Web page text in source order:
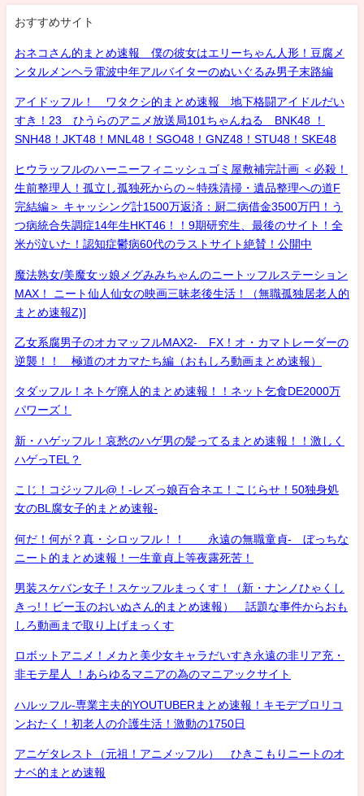
おすすめサイト
おネコさん的まとめ速報 僕の彼女はエリーちゃん人形！豆腐メ
ンタルメンヘラ電波中年アルバイターのぬいぐるみ男子末路編
アイドッフル！ ワタクシ的まとめ速報 地下格闘アイドルだい
すき！23 ひうらのアニメ放送局101ちゃんねる BNK48 ！
SNH48！JKT48！MNL48！SGO48！GNZ48！STU48！SKE48
ヒウラッフルのハーニーフィニッシュゴミ屋敷補完計画 ＜必殺！
生前整理人！孤立し孤独死からの～特殊清掃・遺品整理への道F
完結編＞ キャッシング計1500万返済：厨二病借金3500万円！う
つ病統合失調症14年生HKT46！！9期研究生、最後のサイト！全
米が泣いた！認知症鬱病60代のラストサイト絶賛！公開中
魔法熟女/美魔女ッ娘メグみみちゃんのニートッフルステーション
MAX！ ニート仙人仙女の映画三昧老後生活！（無職孤独居老人的
まとめ速報Z)]
乙女系腐男子のオカマッフルMAX2- FX！オ・カマトレーダーの
逆襲！！ 極道のオカマたち編（おもしろ動画まとめ速報）
タダッフル！ネトゲ廃人的まとめ速報！！ネット乞食DE2000万
パワーズ！
新・ハゲッフル！哀愁のハゲ男の髪ってるまとめ速報！！激しく
ハゲっTEL？
こじ！コジッフル@！-レズっ娘百合ネエ！こじらせ！50独身処
女のBL腐女子的まとめ速報-
何だ！何が？真・シロッフル！！ 永遠の無職童貞- ぼっちな
ニート的まとめ速報！一生童貞上等夜露死苦！
男装スケバン女子！スケッフルまっくす！（新・ナンノひゃくし
きっ!！ビー玉のおいぬさん的まとめ速報） 話題な事件からおも
しろ動画まで取り上げまっくす
ロボットアニメ！メカと美少女キャラだいすき永遠の非リア充・
非モテ星人 ！あらゆるマニアの為のマニアックサイト
ハルッフル-専業主夫的YOUTUBERまとめ速報！キモデブロリコ
ンおたく！初老人の介護生活！激動の1750日
アニゲタレスト（元祖！アニメッフル） ひきこもりニートのオ
ナベ的まとめ速報